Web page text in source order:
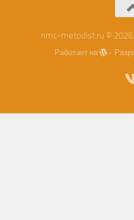
nmc-metodist.ru ©
Работает на -